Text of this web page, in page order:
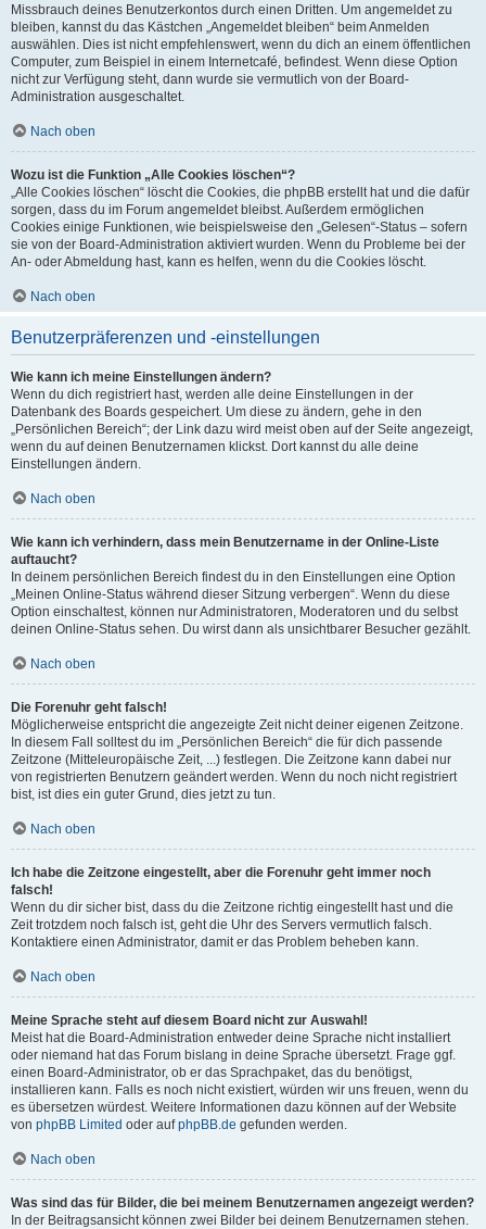
Missbrauch deines Benutzerkontos durch einen Dritten. Um angemeldet zu
bleiben, kannst du das Kästchen „Angemeldet bleiben“ beim Anmelden
auswählen. Dies ist nicht empfehlenswert, wenn du dich an einem öffentlichen
Computer, zum Beispiel in einem Internetcafé, befindest. Wenn diese Option
nicht zur Verfügung steht, dann wurde sie vermutlich von der Board-
Administration ausgeschaltet.
Nach oben
Wozu ist die Funktion „Alle Cookies löschen“?
„Alle Cookies löschen“ löscht die Cookies, die phpBB erstellt hat und die dafür
sorgen, dass du im Forum angemeldet bleibst. Außerdem ermöglichen
Cookies einige Funktionen, wie beispielsweise den „Gelesen“-Status – sofern
sie von der Board-Administration aktiviert wurden. Wenn du Probleme bei der
An- oder Abmeldung hast, kann es helfen, wenn du die Cookies löscht.
Nach oben
Benutzerpräferenzen und -einstellungen
Wie kann ich meine Einstellungen ändern?
Wenn du dich registriert hast, werden alle deine Einstellungen in der
Datenbank des Boards gespeichert. Um diese zu ändern, gehe in den
„Persönlichen Bereich“; der Link dazu wird meist oben auf der Seite angezeigt,
wenn du auf deinen Benutzernamen klickst. Dort kannst du alle deine
Einstellungen ändern.
Nach oben
Wie kann ich verhindern, dass mein Benutzername in der Online-Liste
auftaucht?
In deinem persönlichen Bereich findest du in den Einstellungen eine Option
„Meinen Online-Status während dieser Sitzung verbergen“. Wenn du diese
Option einschaltest, können nur Administratoren, Moderatoren und du selbst
deinen Online-Status sehen. Du wirst dann als unsichtbarer Besucher gezählt.
Nach oben
Die Forenuhr geht falsch!
Möglicherweise entspricht die angezeigte Zeit nicht deiner eigenen Zeitzone.
In diesem Fall solltest du im „Persönlichen Bereich“ die für dich passende
Zeitzone (Mitteleuropäische Zeit, ...) festlegen. Die Zeitzone kann dabei nur
von registrierten Benutzern geändert werden. Wenn du noch nicht registriert
bist, ist dies ein guter Grund, dies jetzt zu tun.
Nach oben
Ich habe die Zeitzone eingestellt, aber die Forenuhr geht immer noch
falsch!
Wenn du dir sicher bist, dass du die Zeitzone richtig eingestellt hast und die
Zeit trotzdem noch falsch ist, geht die Uhr des Servers vermutlich falsch.
Kontaktiere einen Administrator, damit er das Problem beheben kann.
Nach oben
Meine Sprache steht auf diesem Board nicht zur Auswahl!
Meist hat die Board-Administration entweder deine Sprache nicht installiert
oder niemand hat das Forum bislang in deine Sprache übersetzt. Frage ggf.
einen Board-Administrator, ob er das Sprachpaket, das du benötigst,
installieren kann. Falls es noch nicht existiert, würden wir uns freuen, wenn du
es übersetzen würdest. Weitere Informationen dazu können auf der Website
von phpBB Limited oder aufphpBB.de gefunden werden.
Nach oben
Was sind das für Bilder, die bei meinem Benutzernamen angezeigt werden?
In der Beitragsansicht können zwei Bilder bei deinem Benutzernamen stehen.